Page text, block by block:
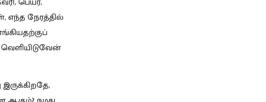
எந்த நேரத்தில்
வெளியிடுவேன்